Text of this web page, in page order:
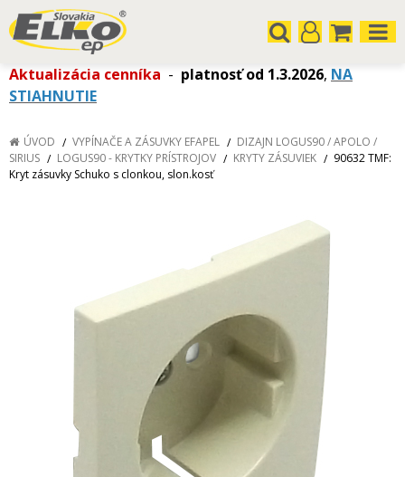
Aktualizácia cenníka - platnosť od 1.3.2026, NA
STIAHNUTIE
ÚVOD VYPÍNAČE A ZÁSUVKY EFAPEL
DIZAJN LOGUS90 / APOLO /
SIRIUS
LOGUS90 - KRYTKY PRÍSTROJOV KRYTY ZÁSUVIEK
90632 TMF:
Kryt zásuvky Schuko s clonkou, slon.kosť